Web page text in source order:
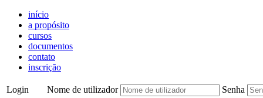
início
a propósito
cursos
documentos
contato
inscrição
Login Nome de utilizador Senha